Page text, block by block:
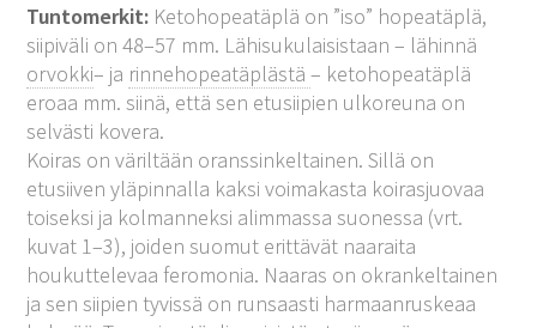
Tuntomerkit: Ketohopeatäplä on ”iso” hopeatäplä,
siipiväli on 48–57 mm. Lähisukulaisistaan – lähinnä
orvokki– ja rinnehopeatäplästä– ketohopeatäplä
eroaa mm. siinä, että sen etusiipien ulkoreuna on
selvästi kovera.
Koiras on väriltään oranssinkeltainen. Sillä on
etusiiven yläpinnalla kaksi voimakasta koirasjuovaa
toiseksi ja kolmanneksi alimmassa suonessa (vrt.
kuvat 1–3), joiden suomut erittävät naaraita
houkuttelevaa feromonia. Naaras on okrankeltainen
ja sen siipien tyvissä on runsaasti harmaanruskeaa